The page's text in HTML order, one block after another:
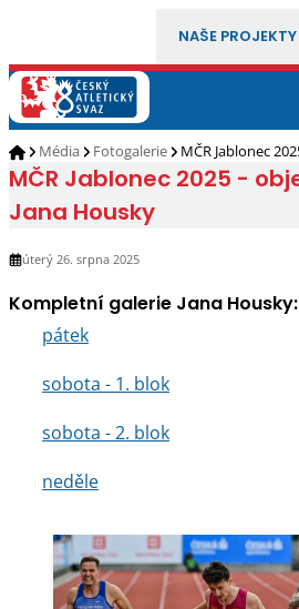
NAŠE PROJEKTY
Média Fotogalerie MČR Jablonec
MČR Jablonec 2025 -
Jana Housky
úterý 26. srpna 2025
Kompletní galerie Jana Housky:
pátek
sobota - 1. blok
sobota - 2. blok
neděle